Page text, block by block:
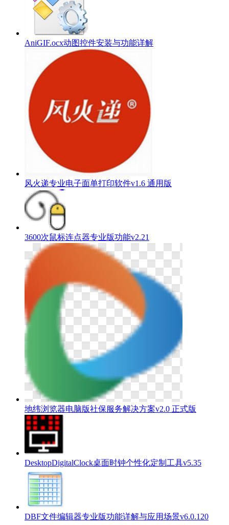
AniGIF.ocx动图控件安装与功能详解
风火递专业电子面单打印软件v1.6 通用版
3600次鼠标连点器专业版功能v2.21
地纬浏览器电脑版社保服务解决方案v2.0 正式版
DesktopDigitalClock桌面时钟个性化定制工具v5.35
DBF文件编辑器专业版功能详解与应用场景v6.0.120